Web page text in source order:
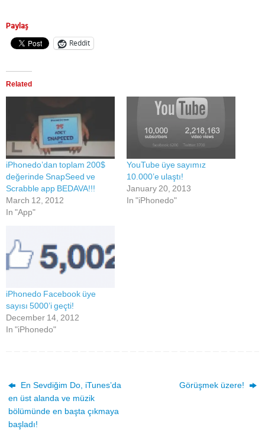
Paylaş
Reddit
Related
iPhonedo’dan toplam 200$
değerinde SnapSeed ve
Scrabble app BEDAVA!!!
March 12, 2012
In "App"
YouTube üye sayımız
10.000’e ulaştı!
January 20, 2013
In "iPhonedo"
iPhonedo Facebook üye
sayısı 5000’i geçti!
December 14, 2012
In "iPhonedo"
En Sevdiğim Do, iTunes’da
en üst alanda ve müzik
bölümünde en başta çıkmaya
başladı!
Görüşmek üzere!